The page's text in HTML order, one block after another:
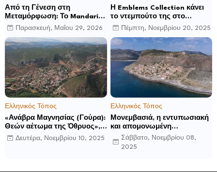
Από τη Γένεση στη
Μεταμόρφωση: Το Mandarin
Oriental, Costa Navarino
αποκαλύπτει μια νέα σεζόν
βιωματικών εμπειριών
Παρασκευή, Μαΐου 29, 2026
Η Emblems Collection κάνει
το ντεμπούτο της στο
Ηνωμένο Βασίλειο με το
Luckham Park Hotel & Spa
και ανακοινώνει άλλα έξι
ανοίγματα για το 2026 και
μετά
Πέμπτη, Νοεμβρίου 20, 2025
Ελληνικός Τόπος
«Ανάβρα Μαγνησίας (Γούρα):
Θεών αέτωμα της Όθρυος»,
γράφει ο Δημήτρης Β.
Καρέλης
Δευτέρα, Νοεμβρίου 10, 2025
Ελληνικός Τόπος
Μονεμβασιά, η εντυπωσιακή
και απομονωμένη
οχυρωμένη πόλη που
ιδρύθηκε από τους
Σάββατο, Νοεμβρίου 08,
2025